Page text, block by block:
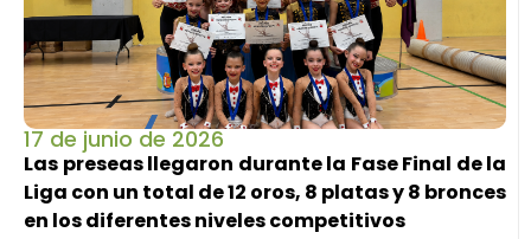
17 de junio de 2026
Las preseas llegaron durante la Fase Final de la
Liga con un total de 12 oros, 8 platas y 8 bronces
en los diferentes niveles competitivos